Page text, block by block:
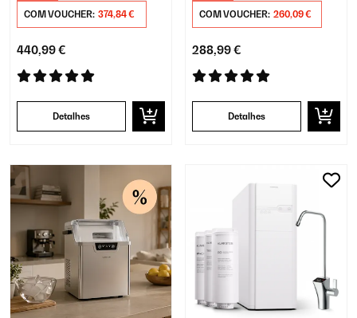
COM VOUCHER: 374,84 €
440,99 €
Detalhes
COM VOUCHER: 260,09 €
288,99 €
Detalhes